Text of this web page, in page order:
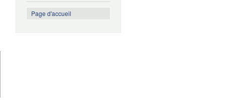
Page d'accueil